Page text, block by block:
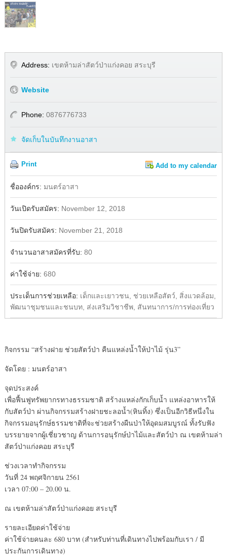
Address: เขตห้ามล่าสัตว์ป่าแก่งคอย สระบุรี
Website
Phone: 0876776733
จัดเก็บในบันทึกงานอาสา
Print Add to my calendar
Facebook
ชื่อองค์กร: มนตร์อาสา
วันเปิดรับสมัคร: November 12, 2018
วันปิดรับสมัคร: November 21, 2018
จำนวนอาสาสมัครที่รับ: 80
ค่าใช้จ่าย: 680
ประเด็นการช่วยเหลือ: เด็กและเยาวชน, ช่วยเหลือสัตว์, สิ่งแวดล้อม,
พัฒนาชุมชนและชนบท, ส่งเสริมวิชาชีพ, สันทนาการ/การท่องเที่ยว
กิจกรรม “สร้างฝาย ช่วยสัตว์ป่า คืนแหล่งน้ำให้ป่าไม้ รุ่น3”
จัดโดย : มนตร์อาสา
จุดประสงค์
เพื่อฟื้นฟูทรัพยากรทางธรรมชาติ สร้างแหล่งกักเก็บน้ำ แหล่งอาหารให้
กับสัตว์ป่า ผ่านกิจกรรมสร้างฝายชะลอน้ำ(หินทิ้ง) ซึ่งเป็นอีกวิธีหนึ่งใน
กิจกรรมอนุรักษ์ธรรมชาติที่จะช่วยสร้างผืนป่าให้อุดมสมบูรณ์ ทั้งรับฟัง
บรรยายจากผู้เชี่ยวชาญ ด้านการอนุรักษ์ป่าไม้และสัตว์ป่า ณ เขตห้ามล่า
สัตว์ป่าแก่งคอย สระบุรี
ช่วงเวลาทำกิจกรรม
วันที่ 24 พฤศจิกายน 2561
เวลา 07:00 – 20.00 น.
ณ เขตห้ามล่าสัตว์ป่าแก่งคอย สระบุรี
รายละเอียดค่าใช้จ่าย
ค่าใช้จ่ายคนละ 680 บาท (สำหรับท่านที่เดินทางไปพร้อมกับเรา / มี
ประกันการเดินทาง)